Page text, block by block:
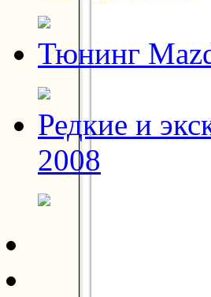
Тюнинг
Редкие и
2008